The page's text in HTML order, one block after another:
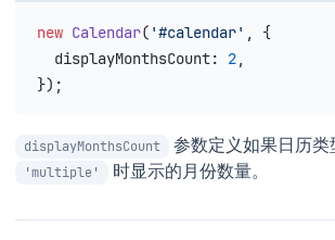
new Calendar( '#calendar' , {
  displayMonthsCount
: 2,
});
displayMonthsCount
参数定义如果日历类
'multiple'
时显示的月份数量。